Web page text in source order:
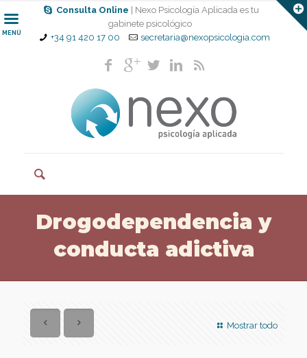
Consulta Online
| Nexo Psicología Aplicada es tu
gabinete psicológico
+34 91 420 17 00
secretaria@nexopsicologia.com
MENÚ
Drogodependencia y
conducta adictiva
Mostrar todo